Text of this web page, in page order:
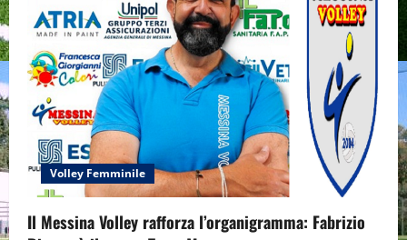
Volley Femminile
Il Messina Volley rafforza l’organigramma: Fabrizio